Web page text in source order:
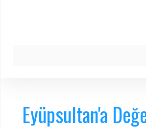
Eyüpsultan'a